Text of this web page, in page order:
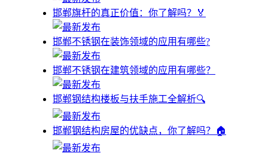
邯郸旗杆的真正价值：你了解吗？🏅
邯郸不锈钢在装饰领域的应用有哪些?
邯郸不锈钢在建筑领域的应用有哪些？
邯郸钢结构楼板与扶手施工全解析🔍
邯郸钢结构房屋的优缺点，你了解吗？🏠